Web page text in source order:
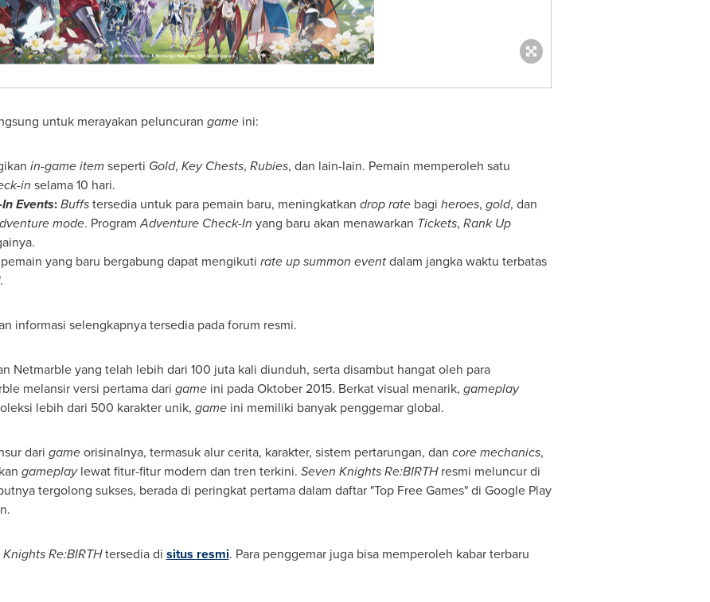
untuk merayakan peluncuran game ini:
in-game item seperti Gold, Key Chests, Rubies, dan lain-lain. Pemain memperoleh satu
in selama 10 hari.
Events:Buffstersedia untuk para pemain baru, meningkatkan drop ratebagi heroes, gold, dan
mode. ProgramAdventure Check-In yang baru akan menawarkan Tickets, Rank Up
yang baru bergabung dapat mengikuti rate upsummon eventdalam jangka waktu terbatas
informasi selengkapnya tersedia pada forum resmi.
Netmarble yang telah lebih dari 100 juta kali diunduh, serta disambut hangat oleh para
melansir versi pertama dari game ini pada Oktober 2015. Berkat visual menarik, gameplay
lebih dari 500 karakter unik, game ini memiliki banyak penggemar global.
dari gameorisinalnya, termasuk alur cerita, karakter, sistem pertarungan, dan core mechanics,
gameplaylewat fitur-fitur modern dan tren terkini. Seven Knights Re:BIRTHresmi meluncur di
tergolong sukses, berada di peringkat pertama dalam daftar "Top Free Games" di Google Play
Re:BIRTHtersedia di situs resmi. Para penggemar juga bisa memperoleh kabar terbaru